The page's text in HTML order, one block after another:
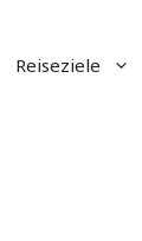
Reiseziele